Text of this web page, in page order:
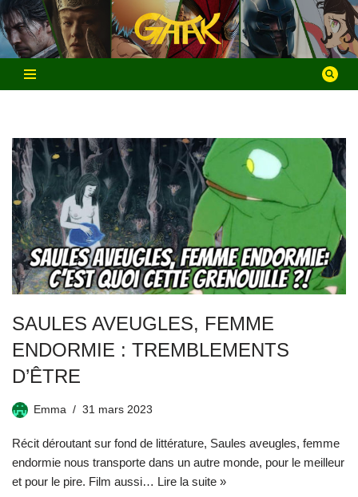
Aller
au
contenu
SAULES AVEUGLES, FEMME
ENDORMIE : TREMBLEMENTS
D’ÊTRE
Emma 31 mars 2023
Récit déroutant sur fond de littérature, Saules aveugles, femme
endormie nous transporte dans un autre monde, pour le meilleur
et pour le pire. Film aussi… Lire la suite »